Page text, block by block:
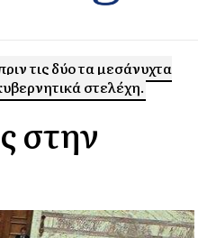
τις δύο τα μεσάνυχτα
στελέχη.
στην